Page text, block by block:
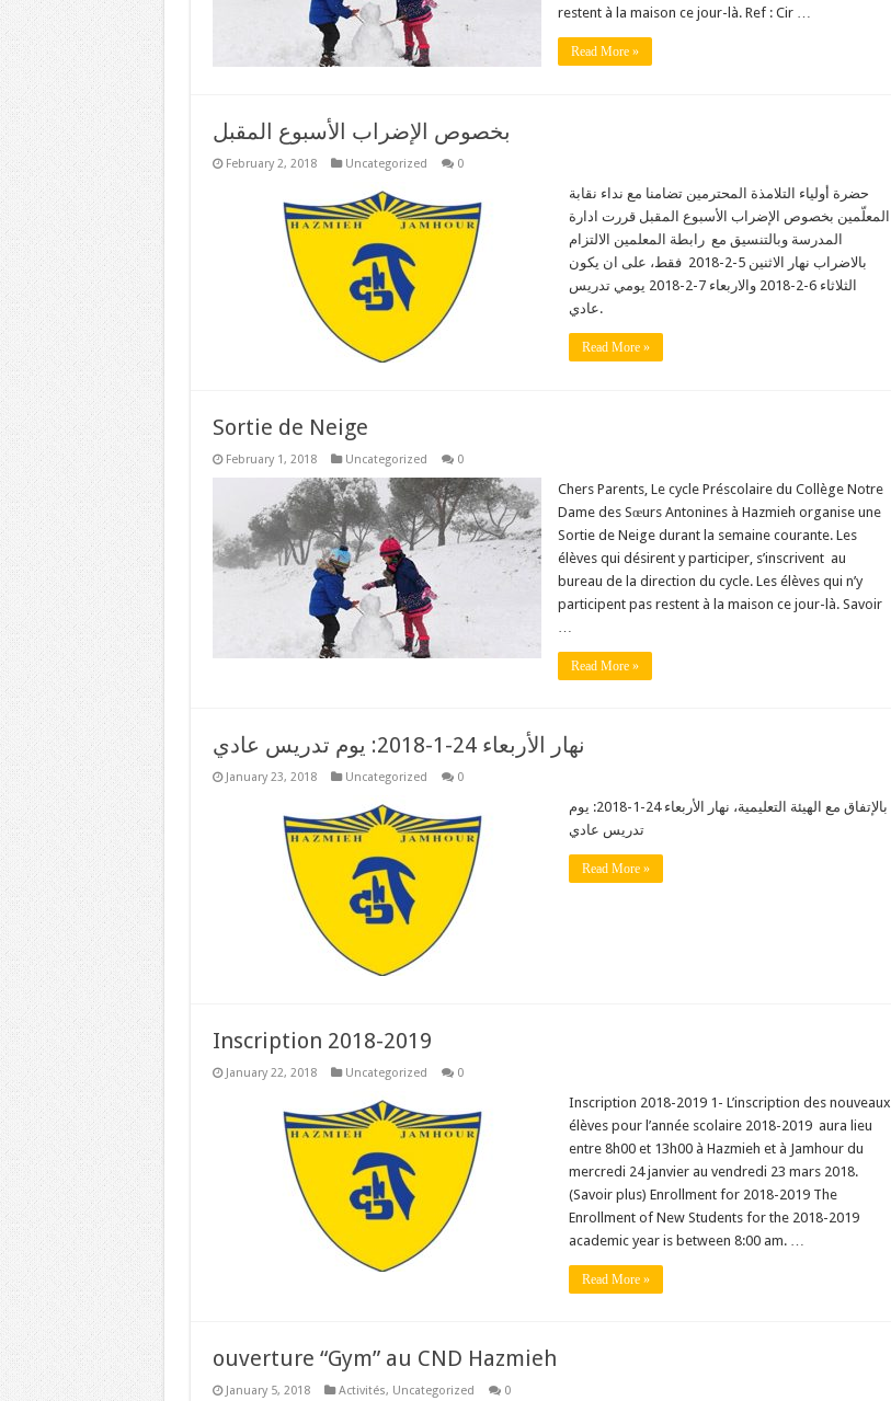
restent à la maison ce jour-là. Ref : Cir …
Read More »
بخصوص الإضراب الأسبوع المقبل
February 2, 2018 Uncategorized 0
حضرة أولياء التلامذة المحترمين تضامنا مع نداء نقابة
المعلّمين بخصوص الإضراب الأسبوع المقبل قررت ادارة
المدرسة وبالتنسيق مع رابطة المعلمين الالتزام
بالاضراب نهار الاثنين 5-2-2018 فقط، على ان يكون
الثلاثاء 6-2-2018 والاربعاء 7-2-2018 يومي تدريس
عادي.
Read More »
Sortie de Neige
February 1, 2018 Uncategorized 0
Chers Parents, Le cycle Préscolaire du Collège Notre
Dame des Sœurs Antonines à Hazmieh organise une
Sortie de Neige durant la semaine courante. Les
élèves qui désirent y participer, s’inscrivent au
bureau de la direction du cycle. Les élèves qui n’y
participent pas restent à la maison ce jour-là. Savoir
Read More »
نهار الأربعاء 24-1-2018: يوم تدريس عادي
January 23, 2018 Uncategorized 0
بالإتفاق مع الهيئة التعليمية، نهار الأربعاء 24-1-2018: يوم
تدريس عادي
Read More »
Inscription 2018-2019
January 22, 2018 Uncategorized 0
Inscription 2018-2019 1- L’inscription des nouveaux
élèves pour l’année scolaire 2018-2019 aura lieu
entre 8h00 et 13h00 à Hazmieh et à Jamhour du
mercredi 24 janvier au vendredi 23 mars 2018.
(Savoir plus) Enrollment for 2018-2019 The
Enrollment of New Students for the 2018-2019
academic year is between 8:00 am. …
Read More »
ouverture “Gym” au CND Hazmieh
January 5, 2018 Activités, Uncategorized 0